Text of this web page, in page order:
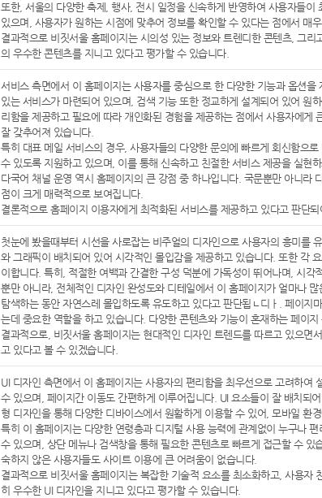
또한, 서울의 다양한 축제, 행사, 전시 일정을 신속하게 반영하여 사용자들
있으며, 사용자가 원하는 시점에 맞추어 정보를 확인할 수 있다는 점에서 매
결과적으로 비짓서울 홈페이지는 시의성 있는 정보와 트렌디한 콘텐츠, 그
의 우수한 콘텐츠를 지니고 있다고 평가할 수 있습니다.
서비스 측면에서 이 홈페이지는 사용자를 중심으로 한 다양한 기능과 옵션
있는 서비스가 마련되어 있으며, 검색 기능 또한 정교하게 설계되어 있어 원
리함을 제공하고 필요에 따라 개인화된 경험을 제공하는 점에서 사용자에
잘 갖추어져 있습니다.
특히 대표 메일 서비스의 경우, 사용자들의 다양한 문의에 빠르게 회신함으
수 있도록 지원하고 있으며, 이를 통해 신속하고 친절한 서비스 제공을 실현
다국어 채널 운영 역시 홈페이지의 큰 강점 중 하나입니다. 국문뿐만 아니라
점이 크게 매력적으로 보여집니다.
결론적으로 홈페이지 이용자에게 최적화된 서비스를 제공하고 있다고 판단
첫눈에 봤을때부터 시선을 사로잡는 비주얼의 디자인으로 사용자의 흥미를
와 그래픽이 배치되어 있어 시각적인 몰입감을 제공하고 있습니다. 또한 각
이합니다. 특히, 적절한 여백과 간결한 구성 덕분에 가독성이 뛰어나며, 시각
뿐만 아니라, 전체적인 디자인 완성도와 디테일에서 이 홈페이지가 얼마나
탐색하는 동안 자연스레 몰입하도록 유도하고 있다고 판단됩ㄴ디ㅏ. 페이지
는데 중요한 역할을 하고 있습니다. 다양한 콘텐츠와 기능이 혼재하는 페이
결과적으로, 비짓서울 홈페이지는 현대적인 디자인 트렌드를 따르고 있으
고 있다고 볼 수 있겠습니다.
UI 디자인 측면에서 이 홈페이지는 사용자의 편리함을 최우선으로 고려하
수 있으며, 페이지간 이동도 간편하게 이루어집니다. UI 요소들이 잘 배치되
형 디자인을 통해 다양한 디바이스에서 원활하게 이용할 수 있어, 모바일 환
특히 이 홈페이지는 다양한 연령층과 디지털 사용 능력에 관계없이 누구나
수 있으며, 상단 메뉴나 검색창을 통해 필요한 콘텐츠로 빠르게 접근할 수
숙하지 않은 사용자들도 사이트 이용에 큰 어려움이 없습니다.
결과적으로 비짓서울 홈페이지는 복잡한 기술적 요소를 최소화하고, 사용
히 우수한 UI 디자인을 지니고 있다고 평가할 수 있습니다.